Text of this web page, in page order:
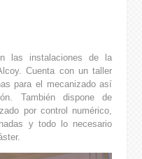
las instalaciones de la
Cuenta con un taller
para el mecanizado así
También dispone de
por control numérico,
y todo lo necesario